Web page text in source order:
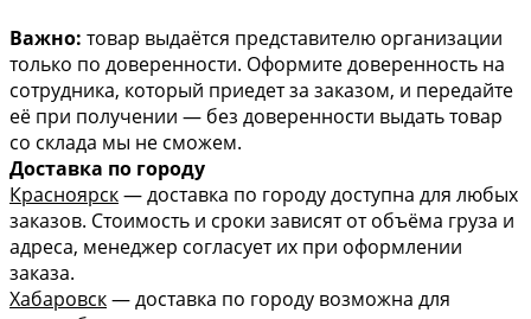
Важно: товар выдаётся представителю организации
только по доверенности. Оформите доверенность на
сотрудника, который приедет за заказом, и передайте
её при получении — без доверенности выдать товар
со склада мы не сможем.
Доставка по городу
Красноярск— доставка по городу доступна для любых
заказов. Стоимость и сроки зависят от объёма груза и
адреса, менеджер согласует их при оформлении
заказа.
Хабаровск— доставка по городу возможна для